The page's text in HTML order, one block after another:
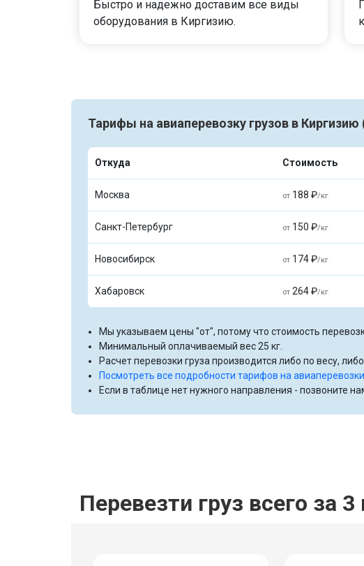
Быстро и надежно доставим все виды
оборудования в Киргизию.
Тарифы на авиаперевозку грузов в
Откуда Стоимость
Москва от 188 ₽/кг
Санкт-Петербург от 150 ₽/кг
Новосибирск от 174 ₽/кг
Хабаровск от 264 ₽/кг
Мы указываем цены "от", потому что стоимость
Минимальный оплачиваемый вес 25 кг.
Расчет перевозки груза производится либо по весу,
Посмотреть все подробности тарифов на авиаперевозки.
Если в таблице нет нужного направления - позвоните
Перевезти груз всего за 3